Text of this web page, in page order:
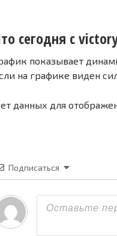
сегодня с
показывает
на графике виден
данных для
Подписаться